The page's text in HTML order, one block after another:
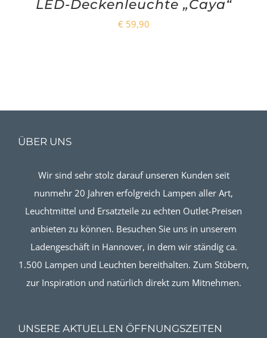
LED-Deckenleuchte „Caya“
€ 59,90
ÜBER UNS
Wir sind sehr stolz darauf unseren Kunden seit
nunmehr 20 Jahren erfolgreich Lampen aller Art,
Leuchtmittel und Ersatzteile zu echten Outlet-Preisen
anbieten zu können. Besuchen Sie uns in unserem
Ladengeschäft in Hannover, in dem wir ständig ca.
1.500 Lampen und Leuchten bereithalten. Zum Stöbern,
zur Inspiration und natürlich direkt zum Mitnehmen.
UNSERE AKTUELLEN ÖFFNUNGSZEITEN